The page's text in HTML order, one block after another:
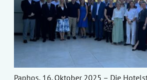
Paphos, 16. Oktober 2025 – Die